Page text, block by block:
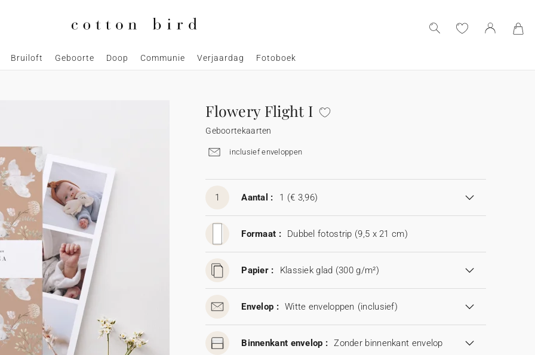
Bruiloft Geboorte Doop Communie Verjaardag Fotoboek
Flowery Flight I
Geboortekaarten
inclusief enveloppen
1 Aantal : 1 (€ 3,96)
Formaat : Dubbel fotostrip (9,5 x 21 cm)
Papier : Klassiek glad (300 g/m²)
Envelop : Witte enveloppen (inclusief)
Binnenkant envelop : Zonder binnenkant envelop